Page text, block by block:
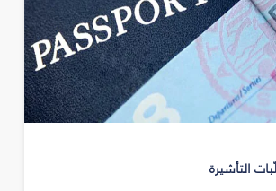
التأشيرة